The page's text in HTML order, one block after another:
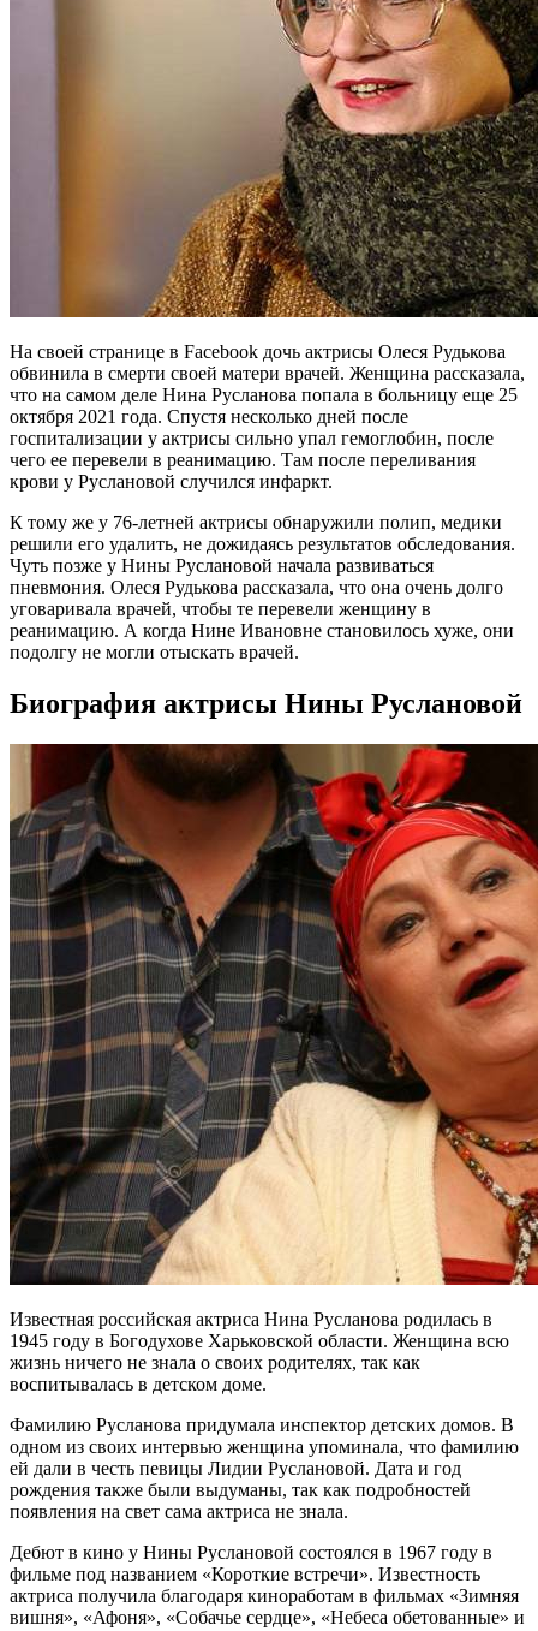
На своей странице в Facebook дочь актрисы Олеся Рудькова
обвинила в смерти своей матери врачей. Женщина рассказала,
что на самом деле Нина Русланова попала в больницу еще 25
октября 2021 года. Спустя несколько дней после
госпитализации у актрисы сильно упал гемоглобин, после
чего ее перевели в реанимацию. Там после переливания
крови у Руслановой случился инфаркт.
К тому же у 76-летней актрисы обнаружили полип, медики
решили его удалить, не дожидаясь результатов обследования.
Чуть позже у Нины Руслановой начала развиваться
пневмония. Олеся Рудькова рассказала, что она очень долго
уговаривала врачей, чтобы те перевели женщину в
реанимацию. А когда Нине Ивановне становилось хуже, они
подолгу не могли отыскать врачей.
Биография актрисы Нины Руслановой
Известная российская актриса Нина Русланова родилась в
1945 году в Богодухове Харьковской области. Женщина всю
жизнь ничего не знала о своих родителях, так как
воспитывалась в детском доме.
Фамилию Русланова придумала инспектор детских домов. В
одном из своих интервью женщина упоминала, что фамилию
ей дали в честь певицы Лидии Руслановой. Дата и год
рождения также были выдуманы, так как подробностей
появления на свет сама актриса не знала.
Дебют в кино у Нины Руслановой состоялся в 1967 году в
фильме под названием «Короткие встречи». Известность
актриса получила благодаря киноработам в фильмах «Зимняя
вишня», «Афоня», «Собачье сердце», «Небеса обетованные» и